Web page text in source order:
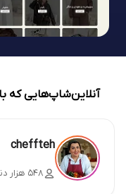
آنلاین‌شاپ‌هایی که
cheffteh
۵۴۸ هزار دنبال‌کننده